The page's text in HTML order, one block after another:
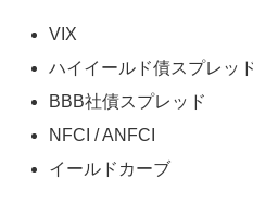
VIX
ハイイールド債スプレッ
BBB社債スプレッド
NFCI / ANFCI
イールドカーブ